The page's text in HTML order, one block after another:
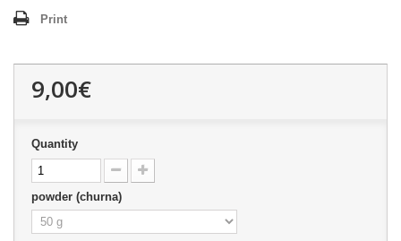
Print
9,00€
Quantity
powder (churna)